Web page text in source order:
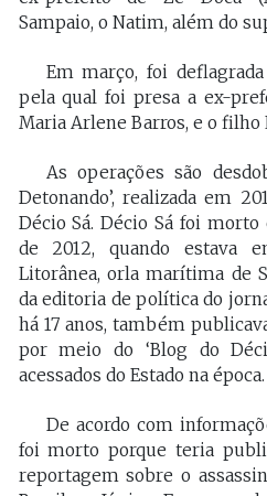
Sampaio, o Natim, além do
Em março, foi deflagrada
pela qual foi presa a ex-
Maria Arlene Barros, e o filho
As operações são
Detonando’, realizada em
Décio Sá. Décio Sá foi
de 2012, quando estava
Litorânea, orla marítima de
da editoria de política do
há 17 anos, também
por meio do ‘Blog do
acessados do Estado na época.
De acordo com
foi morto porque teria
reportagem sobre o